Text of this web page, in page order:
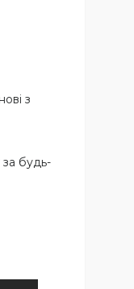
з
за будь-